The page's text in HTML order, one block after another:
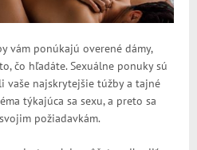
vám ponúkajú overené dámy,
čo hľadáte. Sexuálne ponuky sú
vaše najskrytejšie túžby a tajné
týkajúca sa sexu, a preto sa
požiadavkám.